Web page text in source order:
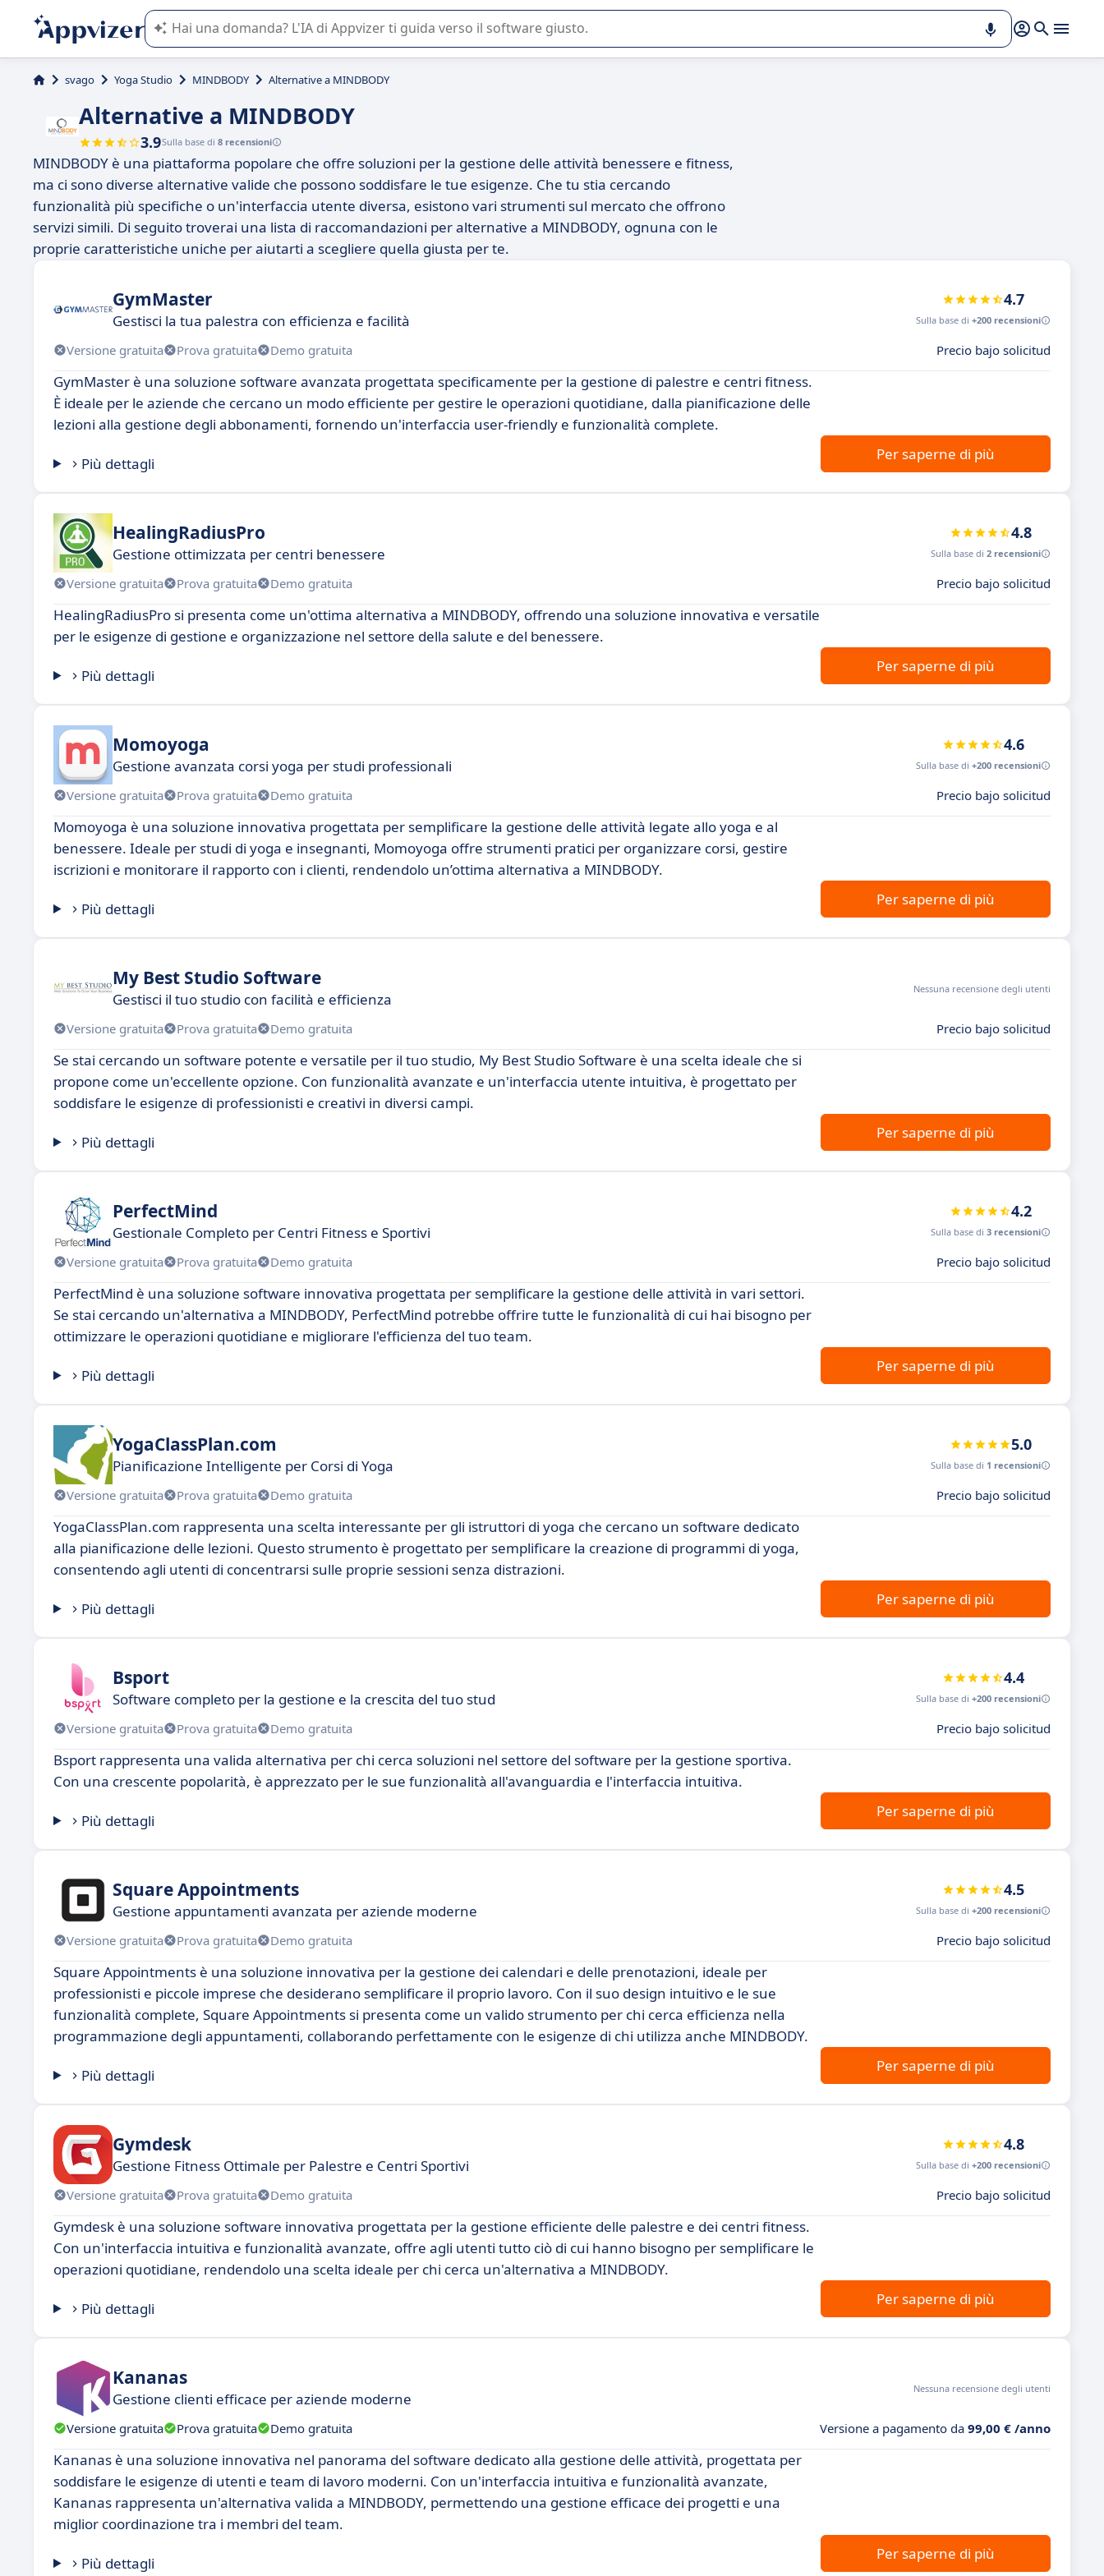
L'IA di Appvizer vi guida nell'utilizzo o nella scelta di un software SaaS per la vostra azienda.
svago Yoga Studio MINDBODY Alternative a MINDBODY
Alternative a MINDBODY
3.9Sulla base di 8 recensioni
MINDBODY è una piattaforma popolare che offre soluzioni per la gestione delle attività benessere e fitness,
ma ci sono diverse alternative valide che possono soddisfare le tue esigenze. Che tu stia cercando
funzionalità più specifiche o un'interfaccia utente diversa, esistono vari strumenti sul mercato che offrono
servizi simili. Di seguito troverai una lista di raccomandazioni per alternative a MINDBODY, ognuna con le
proprie caratteristiche uniche per aiutarti a scegliere quella giusta per te.
GymMaster
Gestisci la tua palestra con efficienza e facilità
4.7
Sulla base di +200 recensioni
Versione gratuita Prova gratuita Demo gratuita Precio bajo solicitud
GymMaster è una soluzione software avanzata progettata specificamente per la gestione di palestre e centri fitness.
È ideale per le aziende che cercano un modo efficiente per gestire le operazioni quotidiane, dalla pianificazione delle
lezioni alla gestione degli abbonamenti, fornendo un'interfaccia user-friendly e funzionalità complete.
Più dettagli
Per saperne di più
HealingRadiusPro
Gestione ottimizzata per centri benessere
4.8
Sulla base di 2 recensioni
Versione gratuita Prova gratuita Demo gratuita Precio bajo solicitud
HealingRadiusPro si presenta come un'ottima alternativa a MINDBODY, offrendo una soluzione innovativa e versatile
per le esigenze di gestione e organizzazione nel settore della salute e del benessere.
Più dettagli
Per saperne di più
Momoyoga
Gestione avanzata corsi yoga per studi professionali
4.6
Sulla base di +200 recensioni
Versione gratuita Prova gratuita Demo gratuita Precio bajo solicitud
Momoyoga è una soluzione innovativa progettata per semplificare la gestione delle attività legate allo yoga e al
benessere. Ideale per studi di yoga e insegnanti, Momoyoga offre strumenti pratici per organizzare corsi, gestire
iscrizioni e monitorare il rapporto con i clienti, rendendolo un’ottima alternativa a MINDBODY.
Più dettagli
Per saperne di più
My Best Studio Software
Gestisci il tuo studio con facilità e efficienza
Nessuna recensione degli utenti
Versione gratuita Prova gratuita Demo gratuita Precio bajo solicitud
Se stai cercando un software potente e versatile per il tuo studio, My Best Studio Software è una scelta ideale che si
propone come un'eccellente opzione. Con funzionalità avanzate e un'interfaccia utente intuitiva, è progettato per
soddisfare le esigenze di professionisti e creativi in diversi campi.
Più dettagli
Per saperne di più
PerfectMind
Gestionale Completo per Centri Fitness e Sportivi
4.2
Sulla base di 3 recensioni
Versione gratuita Prova gratuita Demo gratuita Precio bajo solicitud
PerfectMind è una soluzione software innovativa progettata per semplificare la gestione delle attività in vari settori.
Se stai cercando un'alternativa a MINDBODY, PerfectMind potrebbe offrire tutte le funzionalità di cui hai bisogno per
ottimizzare le operazioni quotidiane e migliorare l'efficienza del tuo team.
Più dettagli
Per saperne di più
YogaClassPlan.com
Pianificazione Intelligente per Corsi di Yoga
5.0
Sulla base di 1 recensioni
Versione gratuita Prova gratuita Demo gratuita Precio bajo solicitud
YogaClassPlan.com rappresenta una scelta interessante per gli istruttori di yoga che cercano un software dedicato
alla pianificazione delle lezioni. Questo strumento è progettato per semplificare la creazione di programmi di yoga,
consentendo agli utenti di concentrarsi sulle proprie sessioni senza distrazioni.
Più dettagli
Per saperne di più
Bsport
Software completo per la gestione e la crescita del tuo stud
4.4
Sulla base di +200 recensioni
Versione gratuita Prova gratuita Demo gratuita Precio bajo solicitud
Bsport rappresenta una valida alternativa per chi cerca soluzioni nel settore del software per la gestione sportiva.
Con una crescente popolarità, è apprezzato per le sue funzionalità all'avanguardia e l'interfaccia intuitiva.
Più dettagli
Per saperne di più
Square Appointments
Gestione appuntamenti avanzata per aziende moderne
4.5
Sulla base di +200 recensioni
Versione gratuita Prova gratuita Demo gratuita Precio bajo solicitud
Square Appointments è una soluzione innovativa per la gestione dei calendari e delle prenotazioni, ideale per
professionisti e piccole imprese che desiderano semplificare il proprio lavoro. Con il suo design intuitivo e le sue
funzionalità complete, Square Appointments si presenta come un valido strumento per chi cerca efficienza nella
programmazione degli appuntamenti, collaborando perfettamente con le esigenze di chi utilizza anche MINDBODY.
Più dettagli
Per saperne di più
Gymdesk
Gestione Fitness Ottimale per Palestre e Centri Sportivi
4.8
Sulla base di +200 recensioni
Versione gratuita Prova gratuita Demo gratuita Precio bajo solicitud
Gymdesk è una soluzione software innovativa progettata per la gestione efficiente delle palestre e dei centri fitness.
Con un'interfaccia intuitiva e funzionalità avanzate, offre agli utenti tutto ciò di cui hanno bisogno per semplificare le
operazioni quotidiane, rendendolo una scelta ideale per chi cerca un'alternativa a MINDBODY.
Più dettagli
Per saperne di più
Kananas
Gestione clienti efficace per aziende moderne
Nessuna recensione degli utenti
Versione gratuita Prova gratuita Demo gratuita Versione a pagamento da 99,00 € /anno
Kananas è una soluzione innovativa nel panorama del software dedicato alla gestione delle attività, progettata per
soddisfare le esigenze di utenti e team di lavoro moderni. Con un'interfaccia intuitiva e funzionalità avanzate,
Kananas rappresenta un'alternativa valida a MINDBODY, permettendo una gestione efficace dei progetti e una
miglior coordinazione tra i membri del team.
Più dettagli
Per saperne di più